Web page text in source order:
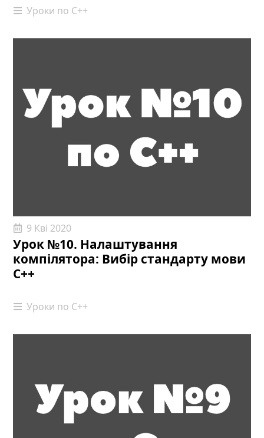
Уроки по С++
Урок №10. Налаштування
компілятора: Вибір стандарту мови
С++
9 Кві 2020
Уроки по С++